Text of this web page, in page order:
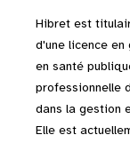
Hibret est
d'une licence
en santé
professionnelle
dans la gestion
Elle est